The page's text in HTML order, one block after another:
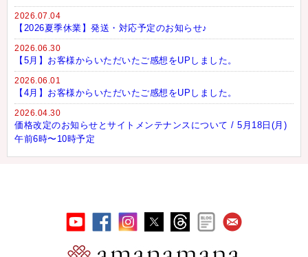
2026.07.04
【2026夏季休業】発送・対応予定のお知らせ♪
2026.06.30
【5月】お客様からいただいたご感想をUPしました。
2026.06.01
【4月】お客様からいただいたご感想をUPしました。
2026.04.30
価格改定のお知らせとサイトメンテナンスについて / 5月18日(月)
午前6時〜10時予定